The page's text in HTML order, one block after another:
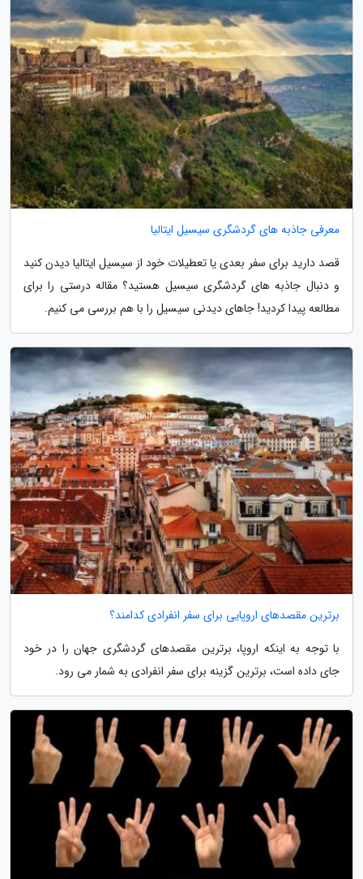
معرفی جاذبه های گردشگری سیسیل ایتالیا
قصد دارید برای سفر بعدی یا تعطیلات خود از سیسیل ایتالیا دیدن کنید
و دنبال جاذبه های گردشگری سیسیل هستید؟ مقاله درستی را برای
مطالعه پیدا کردید! جاهای دیدنی سیسیل را با هم بررسی می کنیم.
برترین مقصدهای اروپایی برای سفر انفرادی کدامند؟
با توجه به اینکه اروپا، برترین مقصدهای گردشگری جهان را در خود
جای داده است، برترین گزینه برای سفر انفرادی به شمار می رود.